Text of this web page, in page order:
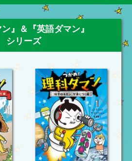
ン』＆『英語ダマン』
シリーズ